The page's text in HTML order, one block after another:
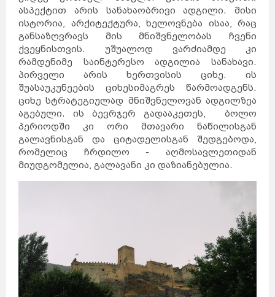
ასპექტით არის სანახაობრივი ადგილი. მისი
ისტორია, არქიტექტურა, ხელოვნება ისაა, რაც
განსაზღვრავს მის მნიშვნელობას ჩვენი
ქვეყნისთვის. უშუალოდ ვარძიამდე კი
რამდენიმე საინტერესო ადგილია სანახავი.
პირველი არის ხერთვისის ციხე. ის
შუასაუკუნეების ციხესიმაგრეს წარმოადგენს.
ციხე სტრატეგიულად მნიშვნელოვან ადგილზეა
აგებული. ის ბევრჯერ გადააკეთეს, ბოლო
პერიოდში კი ორი მთავარი ნაწილისგან
გალავნისგან და ციტადელისგან შედგებოდა,
რომელიც ჩრდილო - აღმოსავლეთიდან
მიუდგომელია, გალავანი კი დაზიანებულია.